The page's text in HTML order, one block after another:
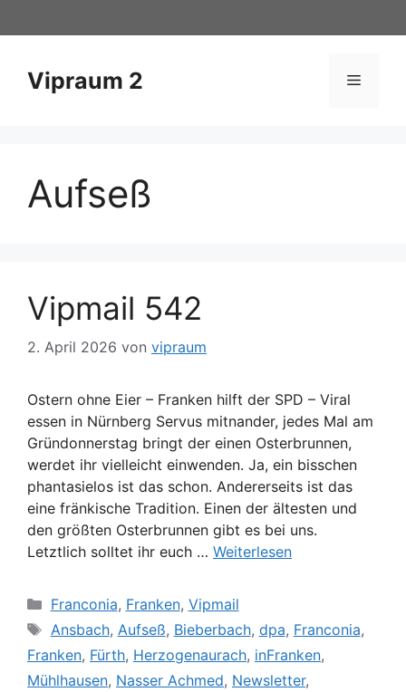
Inhalt
Vipraum 2 Menü
Aufseß
Vipmail 542
2. April 2026 von vipraum
Ostern ohne Eier – Franken hilft der SPD – Viral
essen in Nürnberg Servus mitnander, jedes Mal am
Gründonnerstag bringt der einen Osterbrunnen,
werdet ihr vielleicht einwenden. Ja, ein bisschen
phantasielos ist das schon. Andererseits ist das
eine fränkische Tradition. Einen der ältesten und
den größten Osterbrunnen gibt es bei uns.
Letztlich solltet ihr euch … Weiterlesen
Kategorien
Franconia, Franken, Vipmail
Schlagwörter
Ansbach, Aufseß, Bieberbach, dpa, Franconia,
Franken, Fürth, Herzogenaurach, inFranken,
Mühlhausen, Nasser Achmed, Newsletter,